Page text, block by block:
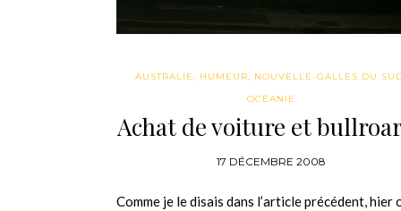
AUSTRALIE, HUMEUR, NOUVELLE-GALLES DU
OCÉANIE
Achat de voiture et
17 DÉCEMBRE 2008
Comme je le disais dans l’article précédent, hier